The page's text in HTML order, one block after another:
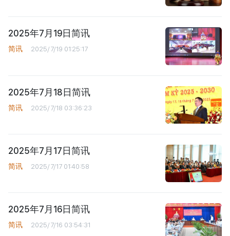
2025年7月19日简讯
简讯 2025/7/19 01:25:17
2025年7月18日简讯
简讯 2025/7/18 03:36:23
2025年7月17日简讯
简讯 2025/7/17 01:40:58
2025年7月16日简讯
简讯 2025/7/16 03:54:31